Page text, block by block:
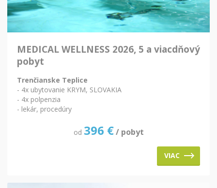
MEDICAL WELLNESS 2026, 5 a viacdňový
pobyt
Trenčianske Teplice
- 4x ubytovanie KRYM, SLOVAKIA
- 4x polpenzia
- lekár, procedúry
od 396 € / pobyt
VIAC